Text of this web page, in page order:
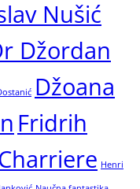
Nušić
Džordan
Džoana
Fridrih
Henri